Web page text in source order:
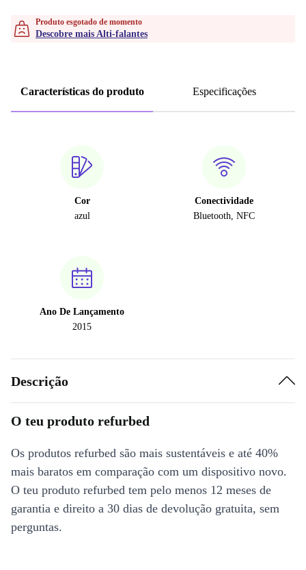
Produto esgotado de momento
Descobre mais Alti-falantes
Características do produto Especificações
Cor
azul
Conectividade
Bluetooth, NFC
Ano De Lançamento
2015
Descrição
O teu produto refurbed
Os produtos refurbed são mais sustentáveis e até 40%
mais baratos em comparação com um dispositivo novo.
O teu produto refurbed tem pelo menos 12 meses de
garantia e direito a 30 dias de devolução gratuita, sem
perguntas.